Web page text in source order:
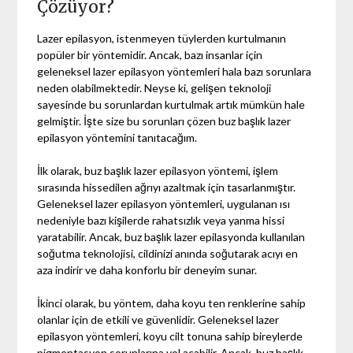
Çözüyor?
Lazer epilasyon, istenmeyen tüylerden kurtulmanın
popüler bir yöntemidir. Ancak, bazı insanlar için
geleneksel lazer epilasyon yöntemleri hala bazı sorunlara
neden olabilmektedir. Neyse ki, gelişen teknoloji
sayesinde bu sorunlardan kurtulmak artık mümkün hale
gelmiştir. İşte size bu sorunları çözen buz başlık lazer
epilasyon yöntemini tanıtacağım.
İlk olarak, buz başlık lazer epilasyon yöntemi, işlem
sırasında hissedilen ağrıyı azaltmak için tasarlanmıştır.
Geleneksel lazer epilasyon yöntemleri, uygulanan ısı
nedeniyle bazı kişilerde rahatsızlık veya yanma hissi
yaratabilir. Ancak, buz başlık lazer epilasyonda kullanılan
soğutma teknolojisi, cildinizi anında soğutarak acıyı en
aza indirir ve daha konforlu bir deneyim sunar.
İkinci olarak, bu yöntem, daha koyu ten renklerine sahip
olanlar için de etkili ve güvenlidir. Geleneksel lazer
epilasyon yöntemleri, koyu cilt tonuna sahip bireylerde